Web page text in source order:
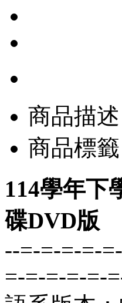
商品描述
商品標籤
114學年下
碟DVD版
--=-=-=-=-
=-=-=-=-=-